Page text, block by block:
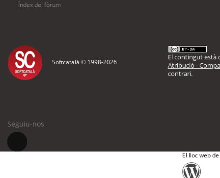
Índex del fòrum
Softcatalà © 1998-2026
El contingut està
Atribució -
contrari.
Seguiu-nos
El lloc web